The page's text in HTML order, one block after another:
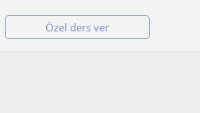
Özel ders ver